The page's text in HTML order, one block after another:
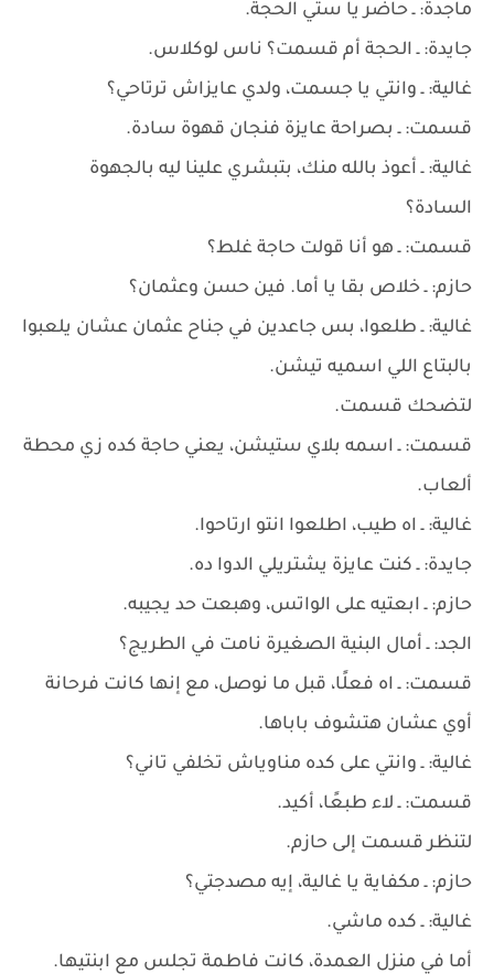
ماجدة: ـ حاضر يا ستي الحجة.
جايدة: ـ الحجة أم قسمت؟ ناس لوكلاس.
غالية: ـ وانتي يا جسمت، ولدي عايزاش ترتاحي؟
قسمت: ـ بصراحة عايزة فنجان قهوة سادة.
غالية: ـ أعوذ بالله منك، بتبشري علينا ليه بالجهوة
السادة؟
قسمت: ـ هو أنا قولت حاجة غلط؟
حازم: ـ خلاص بقا يا أما. فين حسن وعثمان؟
غالية: ـ طلعوا، بس جاعدين في جناح عثمان عشان يلعبوا
بالبتاع اللي اسميه تيشن.
لتضحك قسمت.
قسمت: ـ اسمه بلاي ستيشن، يعني حاجة كده زي محطة
ألعاب.
غالية: ـ اه طيب، اطلعوا انتو ارتاحوا.
جايدة: ـ كنت عايزة يشتريلي الدوا ده.
حازم: ـ ابعتيه على الواتس، وهبعت حد يجيبه.
الجد: ـ أمال البنية الصغيرة نامت في الطريج؟
قسمت: ـ اه فعلًا، قبل ما نوصل، مع إنها كانت فرحانة
أوي عشان هتشوف باباها.
غالية: ـ وانتي على كده مناوياش تخلفي تاني؟
قسمت: ـ لاء طبعًا، أكيد.
لتنظر قسمت إلى حازم.
حازم: ـ مكفاية يا غالية، إيه مصدجتي؟
غالية: ـ كده ماشي.
أما في منزل العمدة، كانت فاطمة تجلس مع ابنتيها.